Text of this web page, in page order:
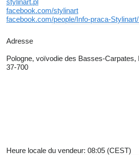
stylinart.pl
facebook.com/stylinart
facebook.com/people/Info-praca-
Adresse
Pologne, voïvodie des Basses-Carpates,
37-700
Heure locale du vendeur: 08:05 (CEST)